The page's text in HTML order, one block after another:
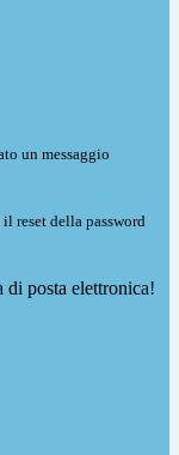
un messaggio
reset della password
di posta elettronica!